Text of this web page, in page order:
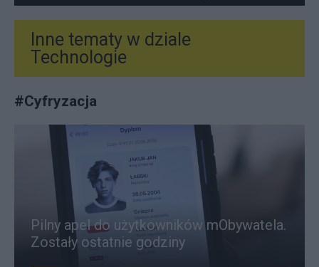
Inne tematy w dziale
Technologie
#Cyfryzacja
Pilny apel do użytkowników mObywatela.
Zostały ostatnie godziny